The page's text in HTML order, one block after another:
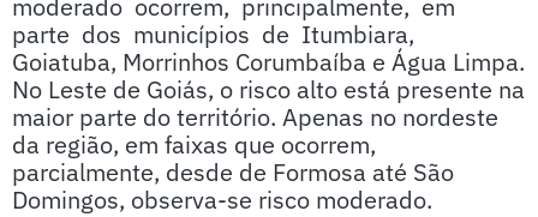
moderado ocorrem, principalmente, em
parte dos municípios de Itumbiara,
Goiatuba, Morrinhos Corumbaíba e Água Limpa.
No Leste de Goiás, o risco alto está presente na
maior parte do território. Apenas no nordeste
da região, em faixas que ocorrem,
parcialmente, desde de Formosa até São
Domingos, observa-se risco moderado.